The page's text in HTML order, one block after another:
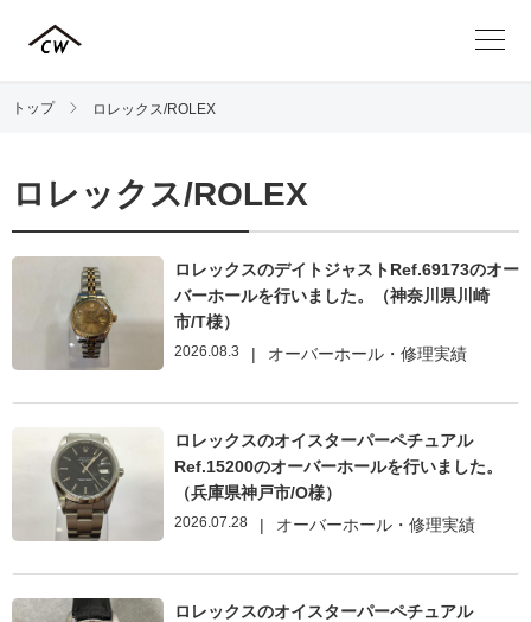
トップ ロレックス/ROLEX
ロレックス/ROLEX
ロレックスのデイトジャストRef.69173のオー
バーホールを行いました。（神奈川県川崎
市/T様）
2026.08.3 | オーバーホール・修理実績
ロレックスのオイスターパーペチュアル
Ref.15200のオーバーホールを行いました。
（兵庫県神戸市/O様）
2026.07.28 | オーバーホール・修理実績
ロレックスのオイスターパーペチュアル